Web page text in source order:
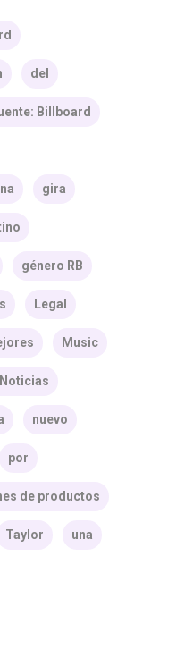
del
Billboard
gira
género RB
Legal
Music
nuevo
por
de productos
Taylor una